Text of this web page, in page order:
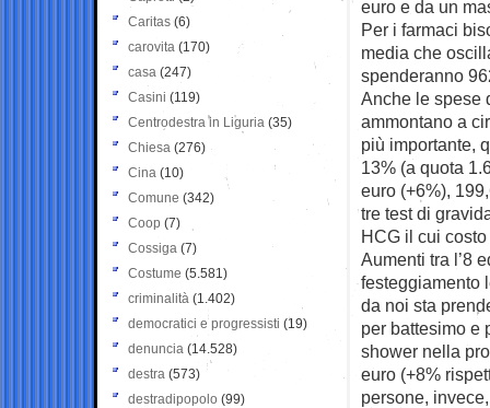
euro e da un
Per i farmaci
media che
spenderanno
Anche le spese
ammontano a
più importante,
13% (a quota
euro (+6%),
tre test di
HCG il cui
Aumenti tra l’8
festeggiamento
da noi sta
per battesimo e
shower nella
euro (+8%
persone,
Caritas (6)
carovita (170)
casa (247)
Casini (119)
Centrodestra in Liguria (35)
Chiesa (276)
Cina (10)
Comune (342)
Coop (7)
Cossiga (7)
Costume (5.581)
criminalità (1.402)
democratici e progressisti (19)
denuncia (14.528)
destra (573)
destradipopolo (99)